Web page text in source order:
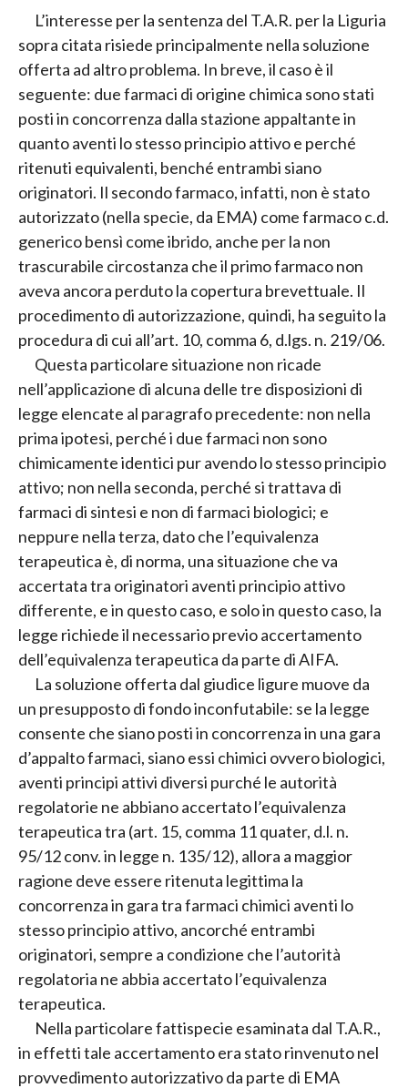
L’interesse per la sentenza del T.A.R. per la Liguria
sopra citata risiede principalmente nella soluzione
offerta ad altro problema. In breve, il caso è il
seguente: due farmaci di origine chimica sono stati
posti in concorrenza dalla stazione appaltante in
quanto aventi lo stesso principio attivo e perché
ritenuti equivalenti, benché entrambi siano
originatori. Il secondo farmaco, infatti, non è stato
autorizzato (nella specie, da EMA) come farmaco c.d.
generico bensì come ibrido, anche per la non
trascurabile circostanza che il primo farmaco non
aveva ancora perduto la copertura brevettuale. Il
procedimento di autorizzazione, quindi, ha seguito la
procedura di cui all’art. 10, comma 6, d.lgs. n. 219/06.
Questa particolare situazione non ricade
nell’applicazione di alcuna delle tre disposizioni di
legge elencate al paragrafo precedente: non nella
prima ipotesi, perché i due farmaci non sono
chimicamente identici pur avendo lo stesso principio
attivo; non nella seconda, perché si trattava di
farmaci di sintesi e non di farmaci biologici; e
neppure nella terza, dato che l’equivalenza
terapeutica è, di norma, una situazione che va
accertata tra originatori aventi principio attivo
differente, e in questo caso, e solo in questo caso, la
legge richiede il necessario previo accertamento
dell’equivalenza terapeutica da parte di AIFA.
La soluzione offerta dal giudice ligure muove da
un presupposto di fondo inconfutabile: se la legge
consente che siano posti in concorrenza in una gara
d’appalto farmaci, siano essi chimici ovvero biologici,
aventi principi attivi diversi purché le autorità
regolatorie ne abbiano accertato l’equivalenza
terapeutica tra (art. 15, comma 11 quater, d.l. n.
95/12 conv. in legge n. 135/12), allora a maggior
ragione deve essere ritenuta legittima la
concorrenza in gara tra farmaci chimici aventi lo
stesso principio attivo, ancorché entrambi
originatori, sempre a condizione che l’autorità
regolatoria ne abbia accertato l’equivalenza
terapeutica.
Nella particolare fattispecie esaminata dal T.A.R.,
in effetti tale accertamento era stato rinvenuto nel
provvedimento autorizzativo da parte di EMA